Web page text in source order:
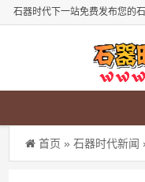
石器时代下一站免费发布您的
首页 »石器时代新闻